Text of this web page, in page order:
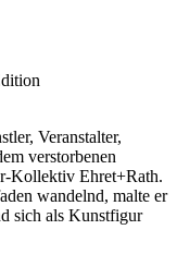
Veranstalter,
verstorbenen
Kollektiv Ehret+Rath.
wandelnd, malte er
sich als Kunstfigur